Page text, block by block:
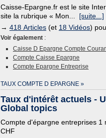
Caisse-Epargne.fr est le site
site la rubrique « Mon... [suite...]
→ 418 Articles (et 18 Vidéos)
Voir également :
Caisse D Epargne Compte
Compte Caisse Epargne
Compte Epargne Entreprise
TAUX COMPTE D EPARGNE »
Taux d'intérêt actuels -
Global topics
Compte d'épargne entreprises 1
CHF